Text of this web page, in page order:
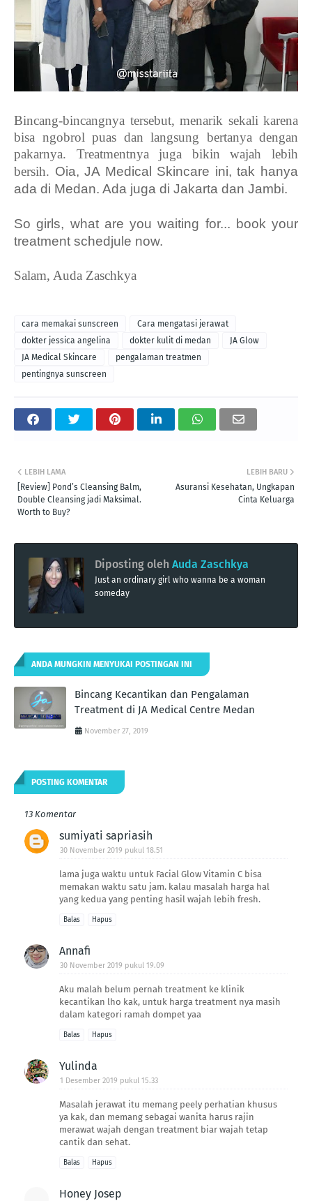
Bincang-bincangnya tersebut, menarik sekali karena
bisa ngobrol puas dan langsung bertanya dengan
pakarnya. Treatmentnya juga bikin wajah lebih
bersih. Oia, JA Medical Skincare ini, tak hanya
ada di Medan. Ada juga di Jakarta dan Jambi.
So girls, what are you waiting for... book your
treatment schedjule now.
Salam, Auda Zaschkya
cara memakai sunscreen
Cara mengatasi jerawat
dokter jessica angelina
dokter kulit di medan
JA Glow
JA Medical Skincare
pengalaman treatmen
pentingnya sunscreen
LEBIH BARU
Asuransi Kesehatan, Ungkapan
Cinta Keluarga
LEBIH LAMA
[Review] Pond’s Cleansing Balm,
Double Cleansing jadi Maksimal.
Worth to Buy?
Diposting oleh Auda Zaschkya
Just an ordinary girl who wanna be a woman
someday
ANDA MUNGKIN MENYUKAI POSTINGAN INI
Bincang Kecantikan dan Pengalaman
Treatment di JA Medical Centre Medan
November 27, 2019
POSTING KOMENTAR
13 Komentar
sumiyati sapriasih
30 November 2019 pukul 18.51
lama juga waktu untuk Facial Glow Vitamin C bisa
memakan waktu satu jam. kalau masalah harga hal
yang kedua yang penting hasil wajah lebih fresh.
Balas Hapus
Annafi
30 November 2019 pukul 19.09
Aku malah belum pernah treatment ke klinik
kecantikan lho kak, untuk harga treatment nya masih
dalam kategori ramah dompet yaa
Balas Hapus
Yulinda
1 Desember 2019 pukul 15.33
Masalah jerawat itu memang peely perhatian khusus
ya kak, dan memang sebagai wanita harus rajin
merawat wajah dengan treatment biar wajah tetap
cantik dan sehat.
Balas Hapus
Honey Josep